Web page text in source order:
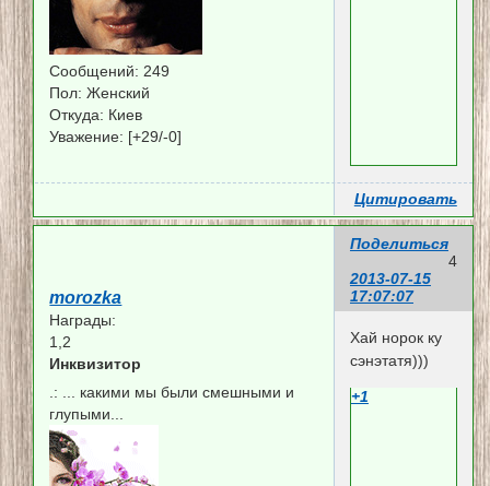
Сообщений: 249
Пол: Женский
Откуда: Киев
Уважение: [+29/-0]
Цитировать
Поделиться
4
2013-07-15
17:07:07
morozka
Награды:
1,2
Инквизитор
.: ... какими мы были смешными и
глупыми...
Хай норок ку
сэнэтатя)))
+1